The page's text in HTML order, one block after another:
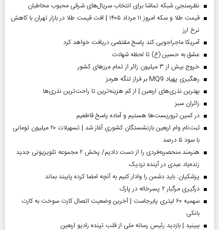
نظرسنجی شبکه تماشا برای انتخاب سریال‌های شرقی محبوب مخاطبان
قیمت طلا و سکه امروز ۱۱ مرداد ۱۴۰۵ | افت قیمت طلا در بازار تهران با کاهش
نرخ ارز
آمریکا ماجراجویی کند پاسخ مقتضی دریافت خواهد کرد
عشق به حسین (ع) تا لحظه شهادت
خروج بیش از ۳ میلیون زائر از تمام مرز‌های کشور
رهگیری پهپاد MQ9 بر فراز تنگه هرمز
بهترین نذری‌های اربعین | از کم هزینه‌ترین تا راحت‌ترین نذری‌ها
‌زائران سبز
در کمین تروریست‌ها هستیم و آماده پاسخ قاطعیم
ثبت‌نام وام اربعین بازنشستگان کشوری آغاز شد | تسهیلات ۲۰ میلیون تومانی
با سود ۵ درصد
هنرمند منحصر‌به‌فردی را از دست دادیم/ پخش ۲ مجموعه تلویزیونی جدید
زنده‌یاد عبدی در آینده نزدیک
پزشکیان: باید دشمن را وادار کنیم به آنچه امضا کرده پایبند بماند
درگیری مرگبار ۲ پسرخاله در پارک
سهمیه ۶۰ لیتری پابرجاست | آخرین وضعیت اتصال کارت سوخت به کارت
بانکی
ببینید | بازدید رئیس رسانه ملی از قلب تپنده رادیو اربعین